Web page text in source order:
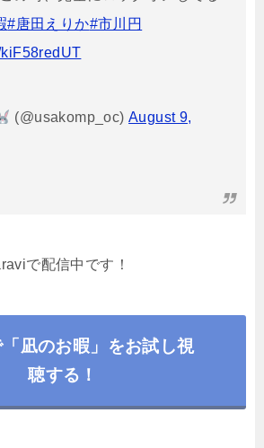
#唐田えりか#市川円
(@usakomp_oc)August 9,
で配信中です！
凪のお暇」をお試し視
聴する！